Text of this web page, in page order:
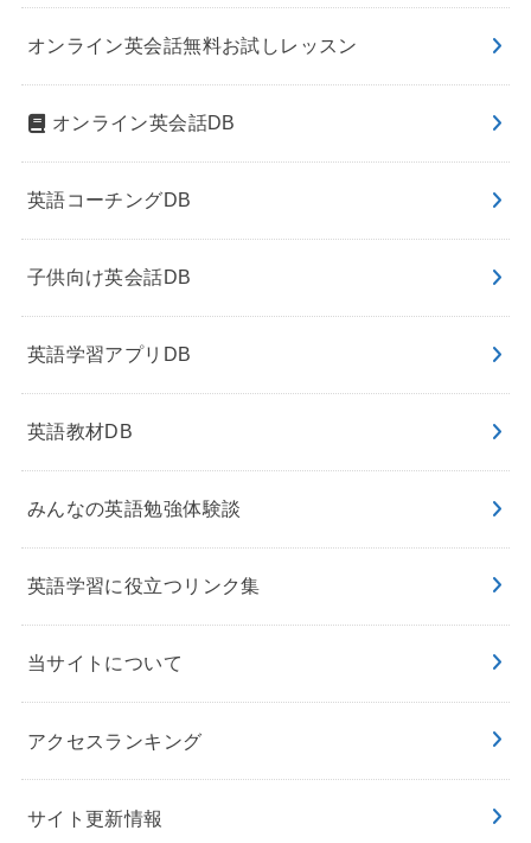
オンライン英会話無料お試しレッスン
オンライン英会話DB
英語コーチングDB
子供向け英会話DB
英語学習アプリDB
英語教材DB
みんなの英語勉強体験談
英語学習に役立つリンク集
当サイトについて
アクセスランキング
サイト更新情報